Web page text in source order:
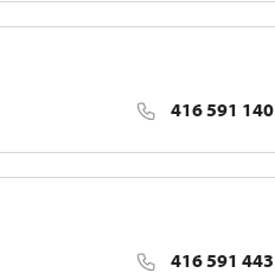
416 591 140
416 591 443